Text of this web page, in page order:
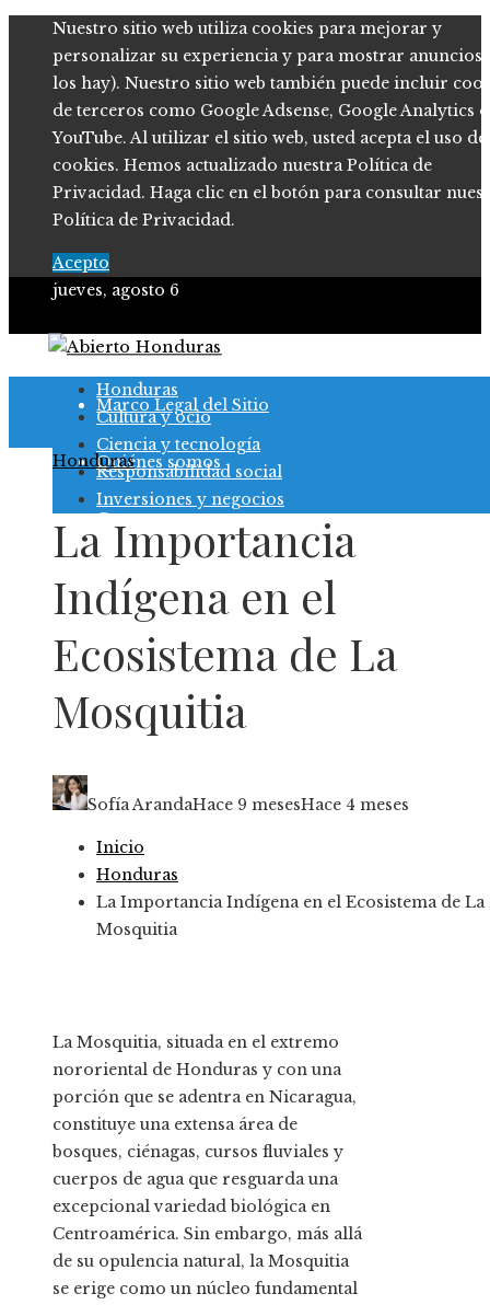
Nuestro sitio web utiliza cookies para mejorar y
personalizar su experiencia y para mostrar anuncios
los hay). Nuestro sitio web también puede incluir
de terceros como Google Adsense, Google Analytics o
YouTube. Al utilizar el sitio web, usted acepta el uso de
cookies. Hemos actualizado nuestra Política de
Privacidad. Haga clic en el botón para consultar
Política de Privacidad.
Acepto
jueves, agosto 6
Política de Privacidad
Marco Legal del Sitio
Quiénes somos
Contacto
Honduras
Cultura y ocio
Ciencia y tecnología
Responsabilidad social
Inversiones y negocios
Honduras
La Importancia
Indígena en el
Ecosistema de La
Mosquitia
Sofía ArandaHace 9 mesesHace 4 meses
Inicio
Honduras
La Importancia Indígena en el Ecosistema de La
Mosquitia
La Mosquitia, situada en el extremo
nororiental de Honduras y con una
porción que se adentra en Nicaragua,
constituye una extensa área de
bosques, ciénagas, cursos fluviales y
cuerpos de agua que resguarda una
excepcional variedad biológica en
Centroamérica. Sin embargo, más allá
de su opulencia natural, la Mosquitia
se erige como un núcleo fundamental